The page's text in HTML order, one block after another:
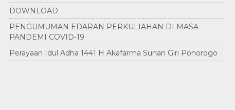
DOWNLOAD
PENGUMUMAN EDARAN PERKULIAHAN DI MASA
PANDEMI COVID-19
Perayaan Idul Adha 1441 H Akafarma Sunan Giri Ponorogo